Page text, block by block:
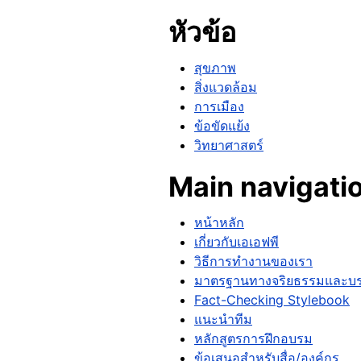
หัวข้อ
สุขภาพ
สิ่งแวดล้อม
การเมือง
ข้อขัดแย้ง
วิทยาศาสตร์
Main
หน้าหลัก
เกี่ยวกับเอเอฟพี
วิธีการทำงานของเรา
มาตรฐานทางจริยธรรมและ
Fact-Checking Stylebook
แนะนำทีม
หลักสูตรการฝึกอบรม
ข้อเสนอสำหรับสื่อ/องค์กร